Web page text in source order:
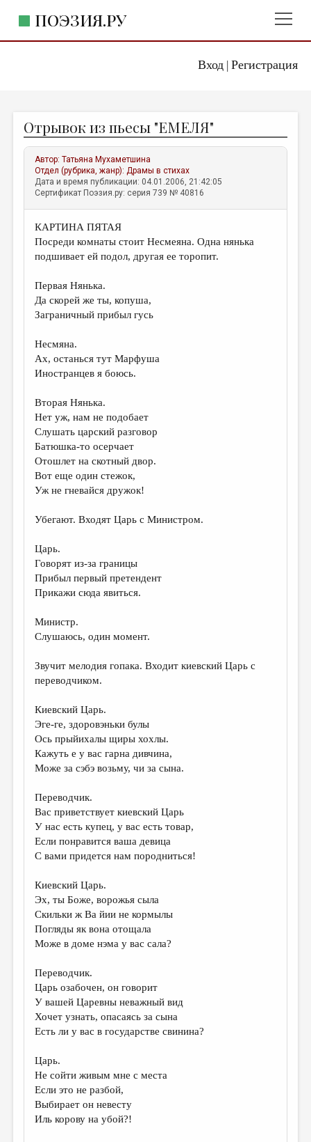
Вход| Регистрация
ПОЭЗИЯ.РУ
ЖАНРЫ
АВТОРЫ
КОММЕНТАРИИ
ЛИТСАЛОН
НОВОСТИ
ПРАВИЛА САЙТА
ОТДЕЛЫ И РУБРИКИ
ИЗБРАННОЕ
ПРОИЗВЕДЕНИЯ
ПЕРЕВОДЫ
КОНКУРСЫ
ДЕТСКАЯ КОМНАТА
КНИЖНАЯ ПОЛКА
ОБЗОР ЛИТЕРАТУРЫ
ОБЪЯВЛЕНИЯ
КОЛОНКА РЕДАКТОРА
РЕДКОЛЛЕГИЯ
МАЛАЯ ПРОЗА
ЛИТЕРАТУРОВЕДЕНИЕ
ПУБЛИЦИСТИКА
РЕЦЕНЗИРОВАНИЕ
ЦИКЛЫ ПУБЛИКАЦИЙ
ТРЕДИАКОВСКИЙ
МЕДИА
ВКОНТАКТЕ
Отрывок из пьесы "ЕМЕЛЯ"
Автор:Татьяна Мухаметшина
Отдел (рубрика, жанр):Драмы в стихах
Дата и время публикации: 04.01.2006, 21:42:05
Сертификат Поэзия.ру: серия 739 № 40816
КАРТИНА ПЯТАЯ
Посреди комнаты стоит Несмеяна. Одна нянька
подшивает ей подол, другая ее торопит.
Первая Нянька.
Да скорей же ты, копуша,
Заграничный прибыл гусь
Несмяна.
Ах, останься тут Марфуша
Иностранцев я боюсь.
Вторая Нянька.
Нет уж, нам не подобает
Слушать царский разговор
Батюшка-то осерчает
Отошлет на скотный двор.
Вот еще один стежок,
Уж не гневайся дружок!
Убегают. Входят Царь с Министром.
Царь.
Говорят из-за границы
Прибыл первый претендент
Прикажи сюда явиться.
Министр.
Слушаюсь, один момент.
Звучит мелодия гопака. Входит киевский Царь с
переводчиком.
Киевский Царь.
Эге-ге, здоровэньки булы
Ось прыйихалы щиры хохлы.
Кажуть е у вас гарна дивчина,
Може за сэбэ возьму, чи за сына.
Переводчик.
Вас приветствует киевский Царь
У нас есть купец, у вас есть товар,
Если понравится ваша девица
С вами придется нам породниться!
Киевский Царь.
Эх, ты Боже, ворожья сыла
Скильки ж Ва йии не кормылы
Погляды як вона отощала
Може в доме нэма у вас сала?
Переводчик.
Царь озабочен, он говорит
У вашей Царевны неважный вид
Хочет узнать, опасаясь за сына
Есть ли у вас в государстве свинина?
Царь.
Не сойти живым мне с места
Если это не разбой,
Выбирает он невесту
Иль корову на убой?!